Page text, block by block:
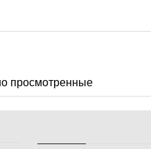
просмотренные